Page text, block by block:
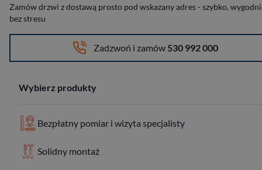
Zamów drzwi z dostawą prosto pod wskazany adres - szybko,
bez stresu
Zadzwoń i zamów 530 992 000
Wybierz produkty
Bezpłatny pomiar i wizyta specjalisty
Solidny montaż